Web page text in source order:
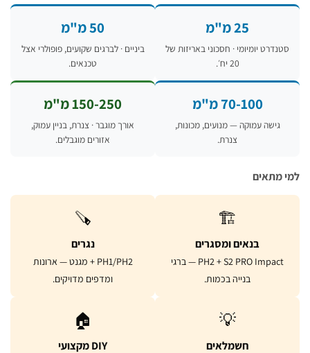
יומיומי · חסכוני באריזות של
ביניים · לברגים שקועים, פופולרי אצל
טכנאים.
70-100 מ"מ
גישה עמוקה — מנועים, מכונות,
150-250 מ"מ
אורך מוגבר · צנרת, בניין עמוק,
אזורים מוגבלים.
מתאים
בנאים ומסגרים
PH2 + S2 PRO Impact — ברגי
בנייה בכמות.
PH1/PH2 + מגנט — ארונות
ומדפים מדויקים.
חשמלאים